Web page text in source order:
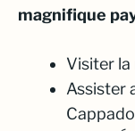
magnifique
Visiter la
Assister